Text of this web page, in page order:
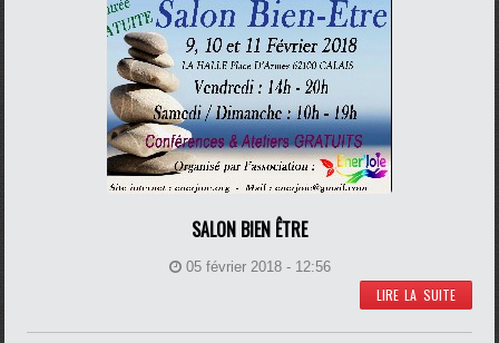
SALON BIEN ÊTRE
05 février 2018 - 12:56
LIRE LA SUITE